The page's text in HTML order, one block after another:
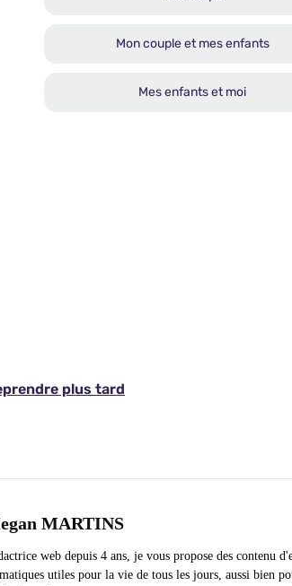
MARTINS
web depuis 4 ans, je vous propose des contenu
utiles pour la vie de tous les jours, aussi bien